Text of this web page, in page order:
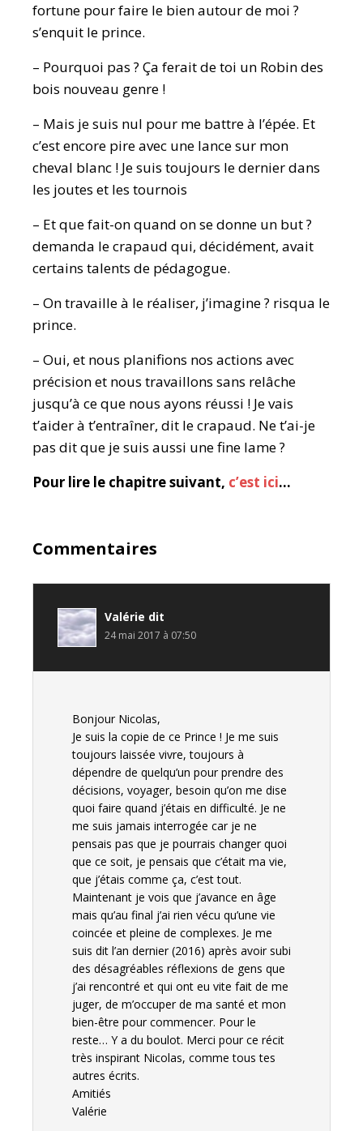
fortune pour faire le bien autour de moi ?
s’enquit le prince.
– Pourquoi pas ? Ça ferait de toi un Robin des
bois nouveau genre !
– Mais je suis nul pour me battre à l’épée. Et
c’est encore pire avec une lance sur mon
cheval blanc ! Je suis toujours le dernier dans
les joutes et les tournois
– Et que fait-on quand on se donne un but ?
demanda le crapaud qui, décidément, avait
certains talents de pédagogue.
– On travaille à le réaliser, j’imagine ? risqua le
prince.
– Oui, et nous planifions nos actions avec
précision et nous travaillons sans relâche
jusqu’à ce que nous ayons réussi ! Je vais
t’aider à t’entraîner, dit le crapaud. Ne t’ai-je
pas dit que je suis aussi une fine lame ?
Pour lire le chapitre suivant, c’est ici…
Commentaires
Valérie dit
24 mai 2017 à 07:50
Bonjour Nicolas,
Je suis la copie de ce Prince ! Je me suis
toujours laissée vivre, toujours à
dépendre de quelqu’un pour prendre des
décisions, voyager, besoin qu’on me dise
quoi faire quand j’étais en difficulté. Je ne
me suis jamais interrogée car je ne
pensais pas que je pourrais changer quoi
que ce soit, je pensais que c’était ma vie,
que j’étais comme ça, c’est tout.
Maintenant je vois que j’avance en âge
mais qu’au final j’ai rien vécu qu’une vie
coincée et pleine de complexes. Je me
suis dit l’an dernier (2016) après avoir subi
des désagréables réflexions de gens que
j’ai rencontré et qui ont eu vite fait de me
juger, de m’occuper de ma santé et mon
bien-être pour commencer. Pour le
reste… Y a du boulot. Merci pour ce récit
très inspirant Nicolas, comme tous tes
autres écrits.
Amitiés
Valérie